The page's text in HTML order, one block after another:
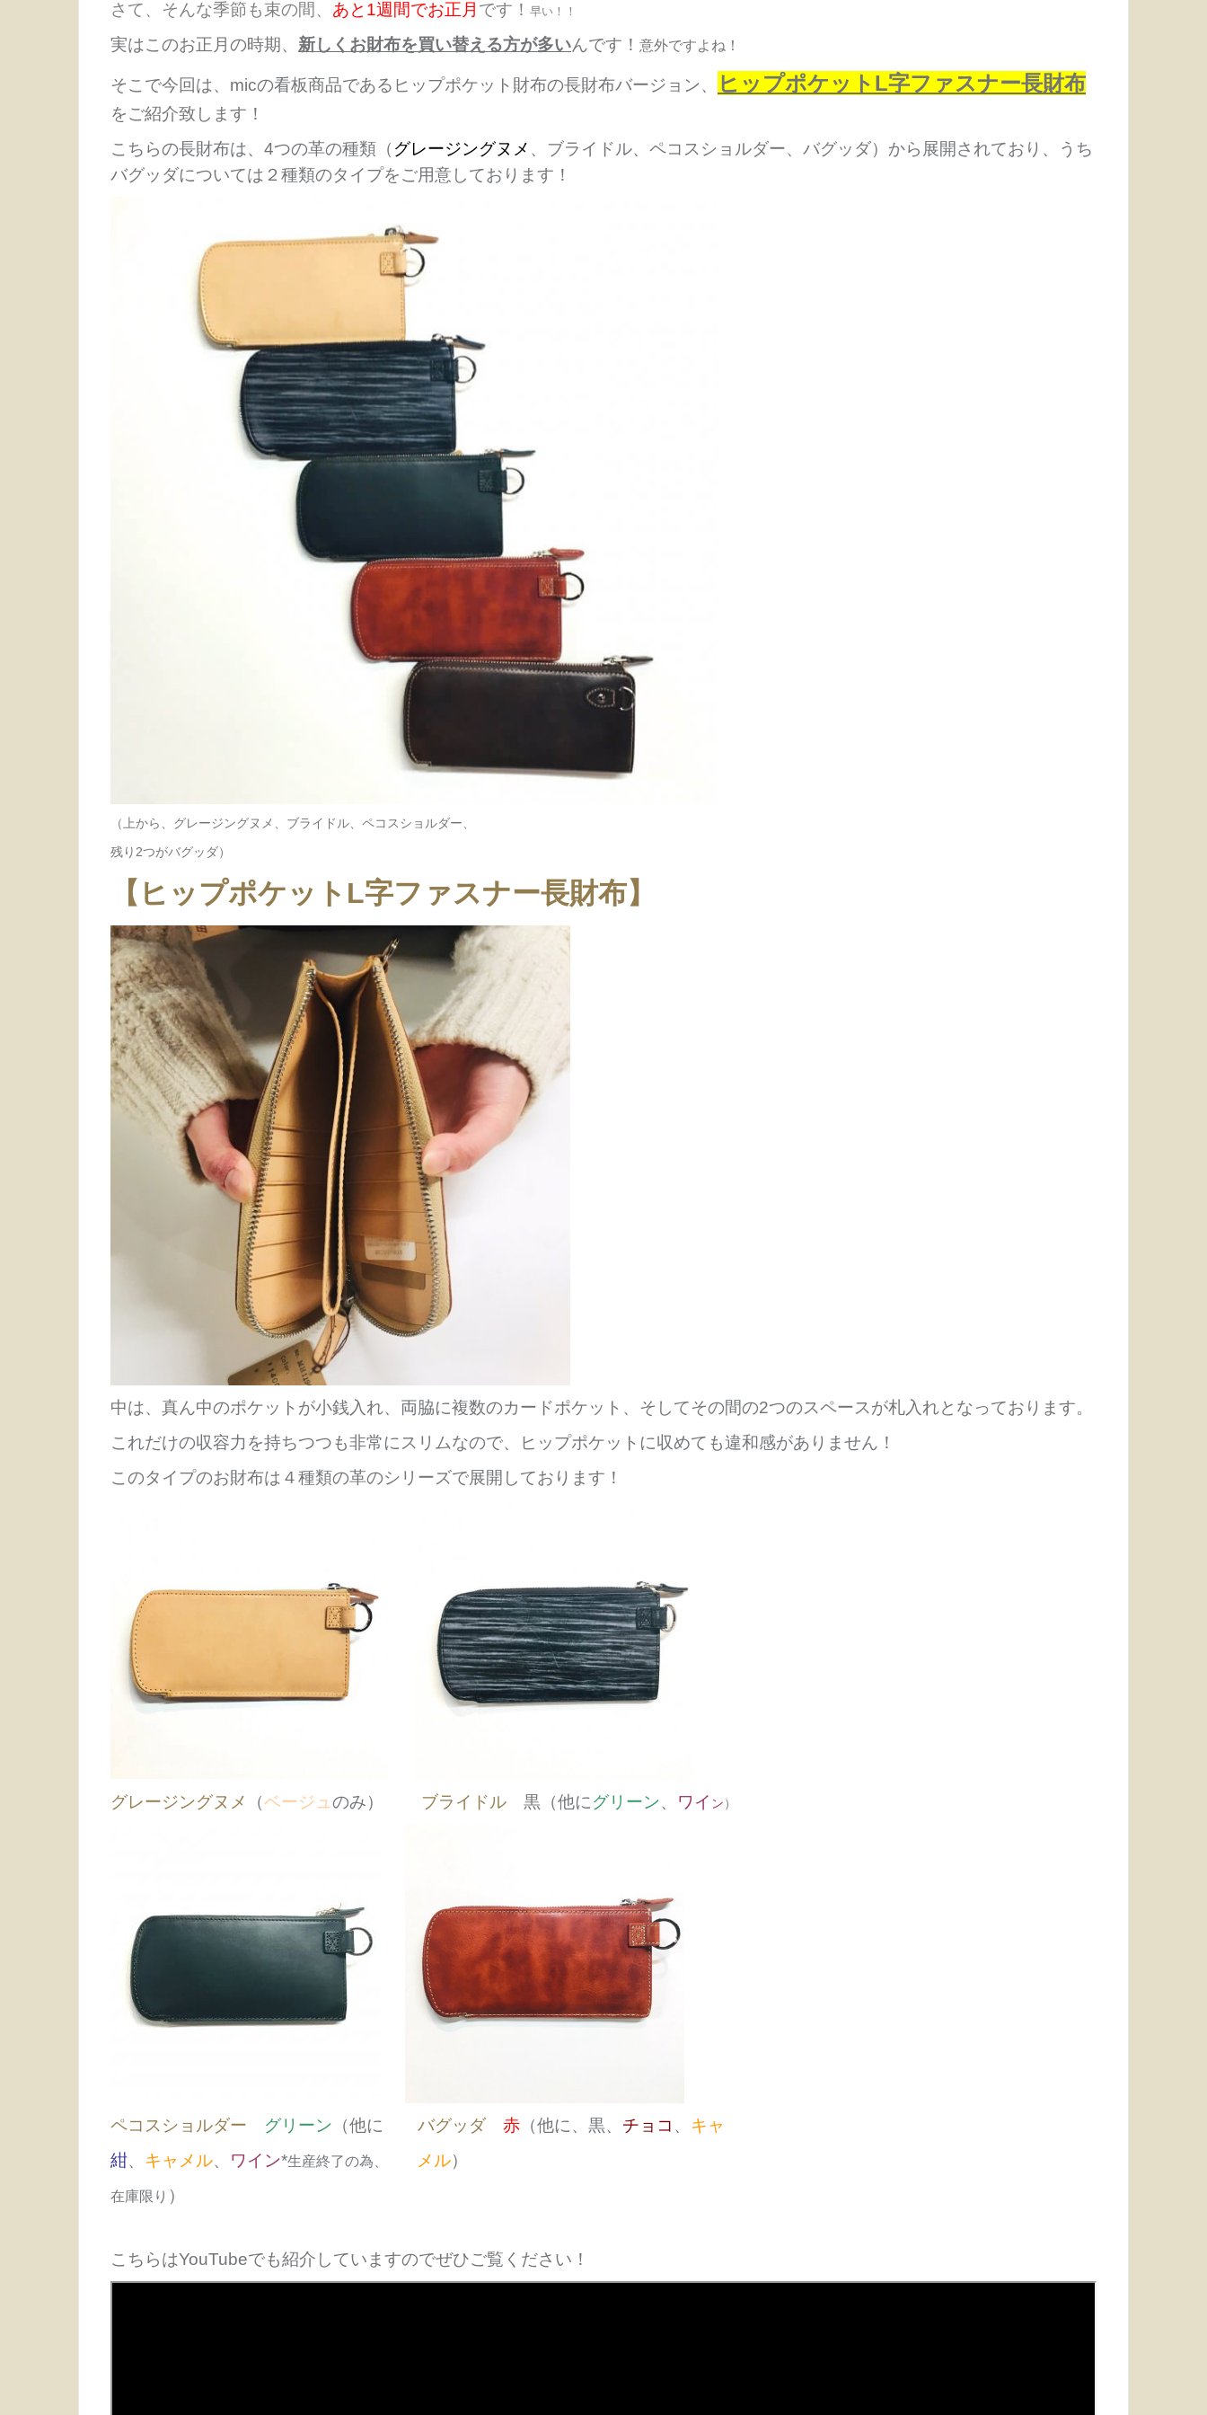
さて、そんな季節も束の間、 あと1週間でお正月 です！ 早い！！
実はこのお正月の時期、 新しくお財布を買い替える方が多いんです！ 意外ですよね！
そこで今回は、micの看板商品であるヒップポケット財布の長財布バージョン、 ヒップポケットL字ファスナー長財布
をご紹介致します！
こちらの長財布は、4つの革の種類（ グレージングヌメ 、ブライドル、ペコスショルダー、バグッダ）から展開されており、うち
バグッダについては２種類のタイプをご用意しております！
（上から、グレージングヌメ、ブライドル、ペコスショルダー、
残り2つがバグッダ）
【ヒップポケットL字ファスナー長財布】
中は、真ん中のポケットが小銭入れ、両脇に複数のカードポケット、そしてその間の2つのスペースが札入れとなっております。
これだけの収容力を持ちつつも非常にスリムなので、ヒップポケットに収めても違和感がありません！
このタイプのお財布は４種類の革のシリーズで展開しております！
グレージングヌメ （ベージュ のみ） ブライドル 黒（他にグリーン、 ワイ ン）
ペコスショルダー グリーン （他に バグッダ 赤 （他に、黒、 チョコ 、 キャ
紺、 キャメル、 ワイン*生産終了の為、 メル）
在庫限り ）
こちらはYouTubeでも紹介していますのでぜひご覧ください！